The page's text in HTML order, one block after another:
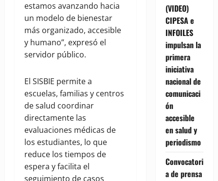
estamos avanzando hacia
un modelo de bienestar
más organizado, accesible
y humano”, expresó el
servidor público.
El SISBIE permite a
escuelas, familias y centros
de salud coordinar
directamente las
evaluaciones médicas de
los estudiantes, lo que
reduce los tiempos de
espera y facilita el
seguimiento de casos
(VIDEO)
CIPESA e
INFOILES
impulsan la
primera
iniciativa
nacional de
comunicaci
ón
accesible
en salud y
periodismo
Convocatori
a de prensa